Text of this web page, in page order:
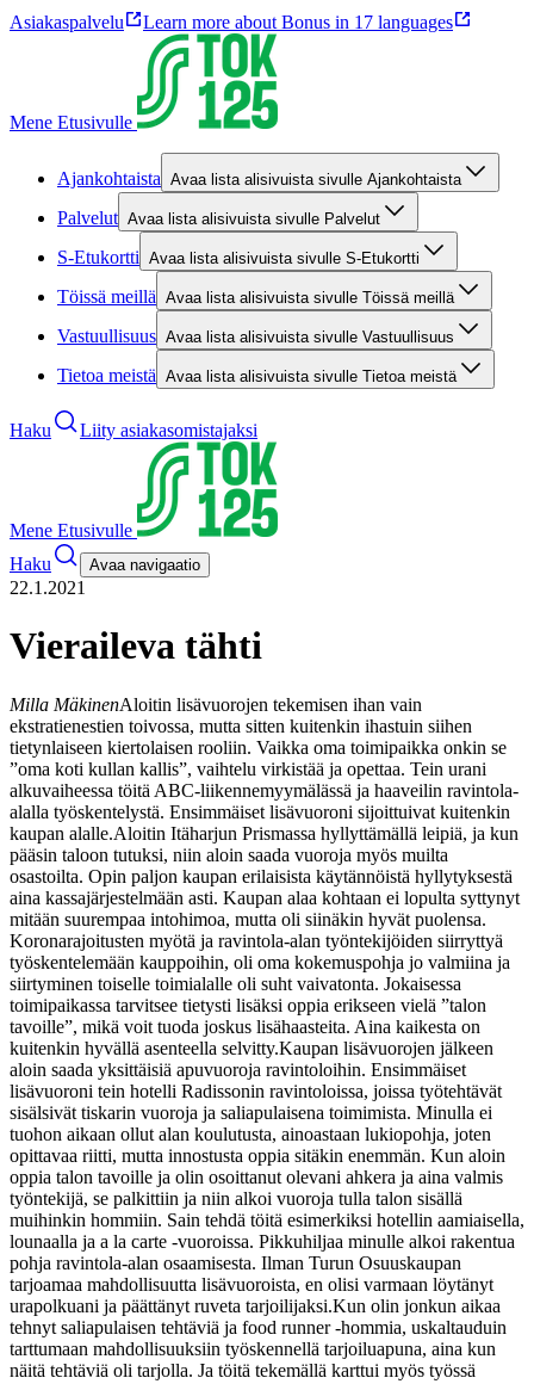
Asiakaspalvelu Learn more about Bonus in 17 languages
Mene Etusivulle
Ajankohtaista Avaa lista alisivuista sivulle Ajankohtaista
Palvelut Avaa lista alisivuista sivulle Palvelut
S-Etukortti Avaa lista alisivuista sivulle S-Etukortti
Töissä meillä Avaa lista alisivuista sivulle Töissä meillä
Vastuullisuus Avaa lista alisivuista sivulle Vastuullisuus
Tietoa meistä Avaa lista alisivuista sivulle Tietoa meistä
Haku Liity asiakasomistajaksi
Mene Etusivulle
Haku
Avaa navigaatio
22.1.2021
Vieraileva tähti
Milla MäkinenAloitin lisävuorojen tekemisen ihan vain
ekstratienestien toivossa, mutta sitten kuitenkin ihastuin siihen
tietynlaiseen kiertolaisen rooliin. Vaikka oma toimipaikka onkin se
”oma koti kullan kallis”, vaihtelu virkistää ja opettaa. Tein urani
alkuvaiheessa töitä ABC-liikennemyymälässä ja haaveilin ravintola-
alalla työskentelystä. Ensimmäiset lisävuoroni sijoittuivat kuitenkin
kaupan alalle.Aloitin Itäharjun Prismassa hyllyttämällä leipiä, ja kun
pääsin taloon tutuksi, niin aloin saada vuoroja myös muilta
osastoilta. Opin paljon kaupan erilaisista käytännöistä hyllytyksestä
aina kassajärjestelmään asti. Kaupan alaa kohtaan ei lopulta syttynyt
mitään suurempaa intohimoa, mutta oli siinäkin hyvät puolensa.
Koronarajoitusten myötä ja ravintola-alan työntekijöiden siirryttyä
työskentelemään kauppoihin, oli oma kokemuspohja jo valmiina ja
siirtyminen toiselle toimialalle oli suht vaivatonta. Jokaisessa
toimipaikassa tarvitsee tietysti lisäksi oppia erikseen vielä ”talon
tavoille”, mikä voit tuoda joskus lisähaasteita. Aina kaikesta on
kuitenkin hyvällä asenteella selvitty.Kaupan lisävuorojen jälkeen
aloin saada yksittäisiä apuvuoroja ravintoloihin. Ensimmäiset
lisävuoroni tein hotelli Radissonin ravintoloissa, joissa työtehtävät
sisälsivät tiskarin vuoroja ja saliapulaisena toimimista. Minulla ei
tuohon aikaan ollut alan koulutusta, ainoastaan lukiopohja, joten
opittavaa riitti, mutta innostusta oppia sitäkin enemmän. Kun aloin
oppia talon tavoille ja olin osoittanut olevani ahkera ja aina valmis
työntekijä, se palkittiin ja niin alkoi vuoroja tulla talon sisällä
muihinkin hommiin. Sain tehdä töitä esimerkiksi hotellin aamiaisella,
lounaalla ja a la carte -vuoroissa. Pikkuhiljaa minulle alkoi rakentua
pohja ravintola-alan osaamisesta. Ilman Turun Osuuskaupan
tarjoamaa mahdollisuutta lisävuoroista, en olisi varmaan löytänyt
urapolkuani ja päättänyt ruveta tarjoilijaksi.Kun olin jonkun aikaa
tehnyt saliapulaisen tehtäviä ja food runner -hommia, uskaltauduin
tarttumaan mahdollisuuksiin työskennellä tarjoiluapuna, aina kun
näitä tehtäviä oli tarjolla. Ja töitä tekemällä karttui myös työssä